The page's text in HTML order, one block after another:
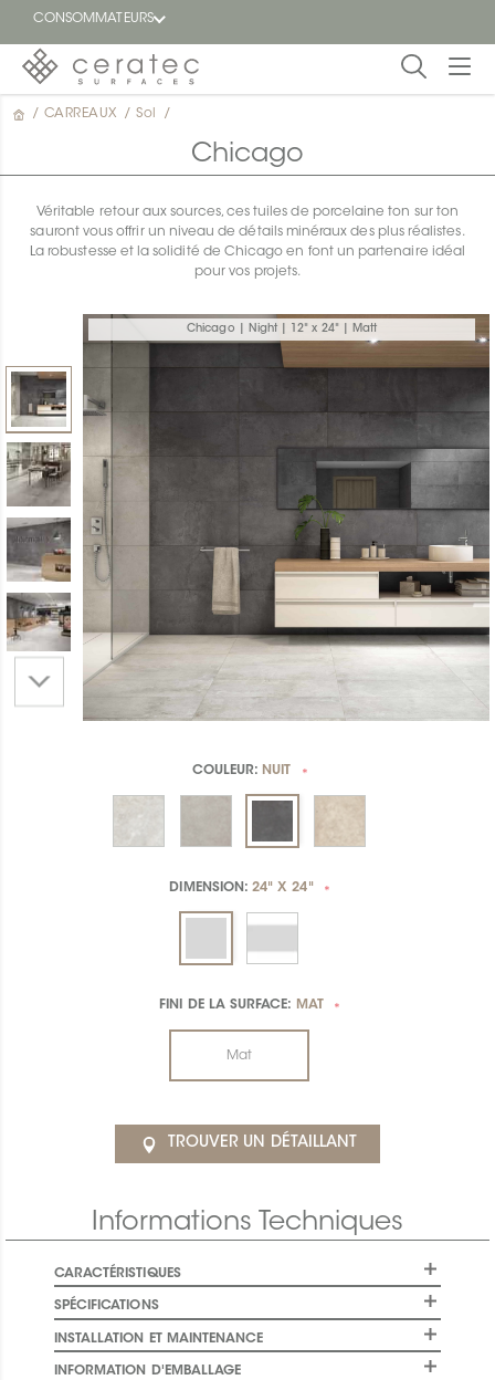
CONSOMMATEURS
En
Trouver
un
/ CARREAUX / Sol /
Chicago
Véritable retour aux sources, ces tuiles de porcelaine ton sur ton
sauront vous offrir un niveau de détails minéraux des plus réalistes.
La robustesse et la solidité de Chicago en font un partenaire idéal
pour vos projets.
Chicago | Night | 12" x 24" | Matt
COULEUR: NUIT *
DIMENSION:24" X 24" *
FINI DE LA SURFACE: MAT *
Mat
TROUVER UN DÉTAILLANT
Informations Techniques
CARACTÉRISTIQUES
SPÉCIFICATIONS
INSTALLATION ET MAINTENANCE
INFORMATION D'EMBALLAGE